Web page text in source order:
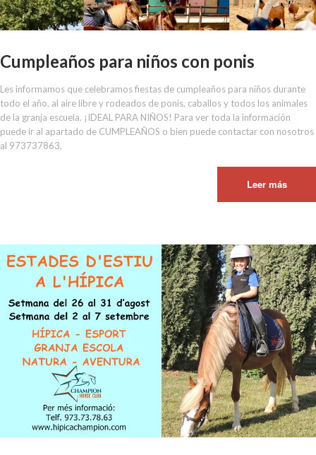
Cumpleaños para niños con ponis
Les informamos que celebramos fiestas de cumpleaños para niños durante
todo el año, al aire libre y rodeados de ponis, caballos y todos los animales
de la granja escuela. ¡IDEAL PARA NIÑOS! Para ver toda la información
puede ir al apartado de CUMPLEAÑOS o bien puede contactar con nosotros
al 973737863.
Leer más